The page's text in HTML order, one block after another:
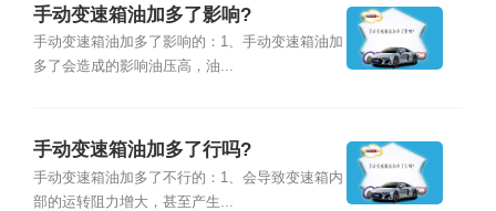
手动变速箱油加多了影响?
手动变速箱油加多了影响的：1、手动变速箱油加
多了会造成的影响油压高，油...
手动变速箱油加多了行吗?
手动变速箱油加多了不行的：1、会导致变速箱内
部的运转阻力增大，甚至产生...